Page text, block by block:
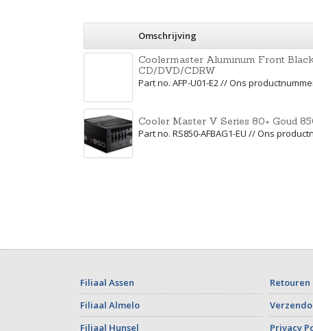
Omschrijving
Coolermaster Aluminum Front
CD/DVD/CDRW
Part no. AFP-U01-E2 // Ons
Cooler Master V Series 80+ Goud
Part no. RS850-AFBAG1-EU // Ons
Filiaal Assen
Filiaal Almelo
Filiaal Hunsel
Retouren
Privacy